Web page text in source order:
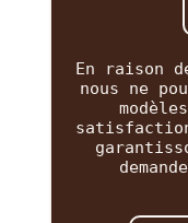
En raison
nous ne